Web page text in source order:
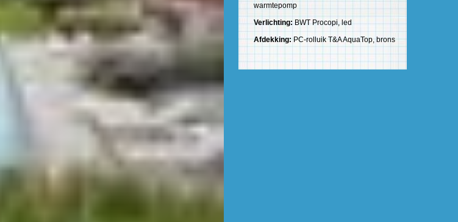
warmtepomp
Verlichting: BWT Procopi, led
Afdekking: PC-rolluik T&A AquaTop, brons